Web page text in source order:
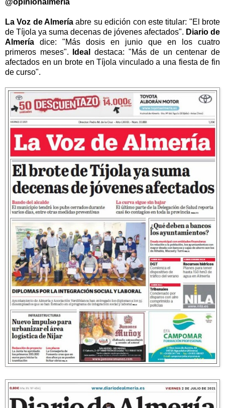
@opinionalmeria
La Voz de Almería abre su edición con este titular: "El brote
de Tíjola ya suma decenas de jóvenes afectados". Diario de
Almería dice: "Más dosis en junio que en los cuatro
primeros meses".
Ideal destaca: "Más de un centenar de
afectados en un brote en Tíjola vinculado a una fiesta de fin
de curso".